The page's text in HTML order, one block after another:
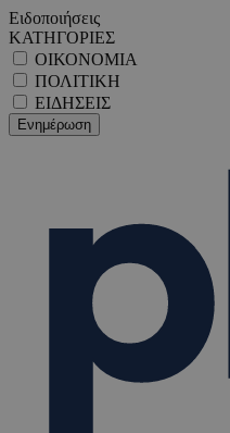
Ειδοποιήσεις
ΚΑΤΗΓΟΡΙΕΣ
ΟΙΚΟΝΟΜΙΑ
ΠΟΛΙΤΙΚΗ
ΕΙΔΗΣΕΙΣ